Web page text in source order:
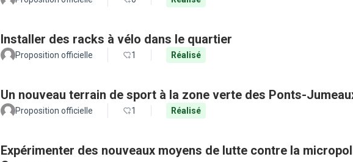
Installer des racks à vélo dans le quartier
Proposition officielle 1 Réalisé
Un nouveau terrain de sport à la zone verte des Ponts-
Proposition officielle 1 Réalisé
Expérimenter des nouveaux moyens de lutte contre la